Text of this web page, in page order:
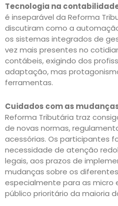
Tecnologia na
é inseparável da Reforma
discutiram como a
os sistemas integrados de
vez mais presentes no
contábeis, exigindo dos
adaptação, mas
ferramentas.
Cuidados com as
Reforma Tributária traz
de novas normas,
acessórias. Os participantes
necessidade de atenção
legais, aos prazos de
mudanças sobre os
especialmente para as micro
público prioritário da maioria